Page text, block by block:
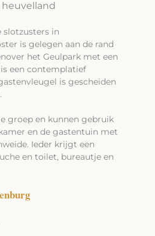
slotzusters in
is gelegen aan de rand
het Geulpark met een
een contemplatief
is gescheiden
groep en kunnen gebruik
en de gastentuin met
Ieder krijgt een
en toilet, bureautje en